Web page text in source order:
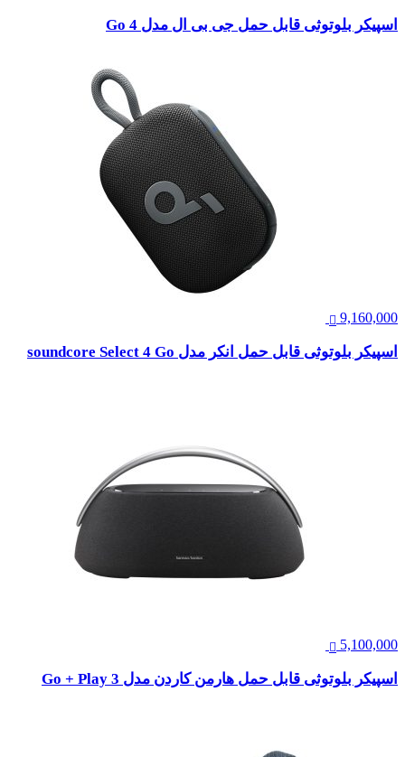
اسپیکر بلوتوثی قابل حمل جی بی ال مدل Go 4
9,160,000
اسپیکر بلوتوثی قابل حمل انکر مدل soundcore Select 4 Go
5,100,000
اسپیکر بلوتوثی قابل حمل هارمن کاردن مدل Go + Play 3